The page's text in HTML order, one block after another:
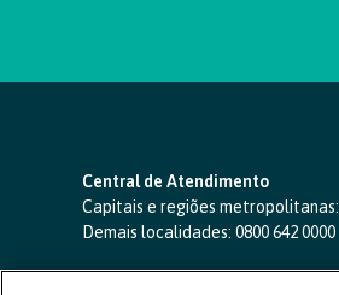
Central de Atendimento
Capitais e regiões metropolitanas:
Demais localidades: 0800 642 0000
SAC 24 horas-0800 724 4420